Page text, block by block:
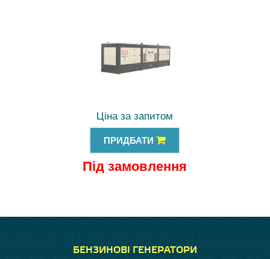
Ціна за запитом
ПРИДБАТИ
Під замовлення
БЕНЗИНОВІ ГЕНЕРАТОРИ